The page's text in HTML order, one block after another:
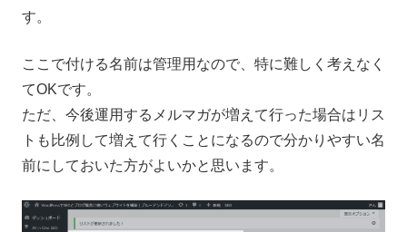
す。
ここで付ける名前は管理用なので、特に難しく考えなく
てOKです。
ただ、今後運用するメルマガが増えて行った場合はリス
トも比例して増えて行くことになるので分かりやすい名
前にしておいた方がよいかと思います。